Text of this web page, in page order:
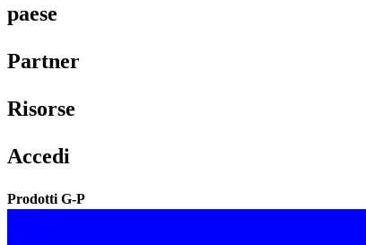
paese​​
Partner​​
Risorse​​
Accedi​​
Prodotti G-P​​